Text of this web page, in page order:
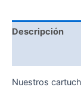
Descripción
Nuestros